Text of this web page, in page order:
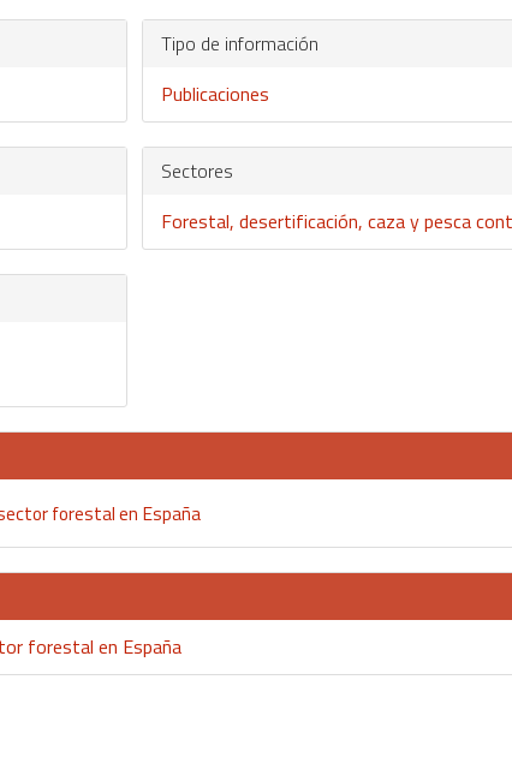
Tipo de información
Publicaciones
Sectores
Forestal, desertificación, caza y pesca
forestal en España
forestal en España